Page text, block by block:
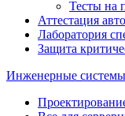
Тесты на
Аттестация
Лаборатория
Защита
Инженерные системы